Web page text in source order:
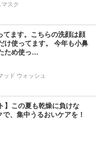
スク
てます。こちらの洗顔は顔
け使ってます。 今年も小鼻
ため使っ…
ッド ウォッシュ
】この夏も乾燥に負けな
、集中うるおいケアを！